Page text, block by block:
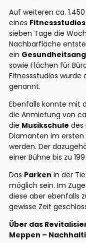
Auf weiteren ca.
eines Fitnessstudios
sieben Tage die
Nachbarfläche
ein
sowie Flächen für
Fitnessstudios
genannt.
Ebenfalls konnte mit
die Anmietung von
die Musikschule des
Diamanten im ersten
werden. Der
einer Bühne bis zu
Das Parken in der
möglich sein. Im
diese aber ebenfalls
gewisse Zeit
Über das
Meppen –